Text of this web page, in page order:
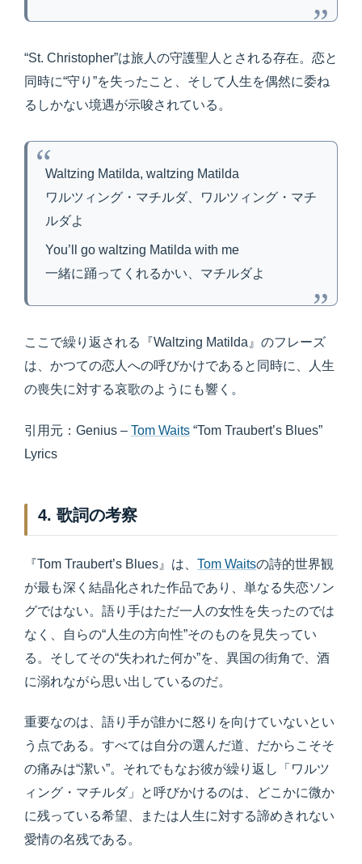
“St. Christopher”は旅人の守護聖人とされる存在。恋と
同時に“守り”を失ったこと、そして人生を偶然に委ね
るしかない境遇が示唆されている。
Waltzing Matilda, waltzing Matilda
ワルツィング・マチルダ、ワルツィング・マチ
ルダよ
You’ll go waltzing Matilda with me
一緒に踊ってくれるかい、マチルダよ
ここで繰り返される『Waltzing Matilda』のフレーズ
は、かつての恋人への呼びかけであると同時に、人生
の喪失に対する哀歌のようにも響く。
引用元：Genius – Tom Waits “Tom Traubert’s Blues”
Lyrics
4. 歌詞の考察
『Tom Traubert’s Blues』は、 Tom Waitsの詩的世界観
が最も深く結晶化された作品であり、単なる失恋ソン
グではない。語り手はただ一人の女性を失ったのでは
なく、自らの“人生の方向性”そのものを見失ってい
る。そしてその“失われた何か”を、異国の街角で、酒
に溺れながら思い出しているのだ。
重要なのは、語り手が誰かに怒りを向けていないとい
う点である。すべては自分の選んだ道、だからこそそ
の痛みは“潔い”。それでもなお彼が繰り返し「ワルツ
ィング・マチルダ」と呼びかけるのは、どこかに微か
に残っている希望、または人生に対する諦めきれない
愛情の名残である。